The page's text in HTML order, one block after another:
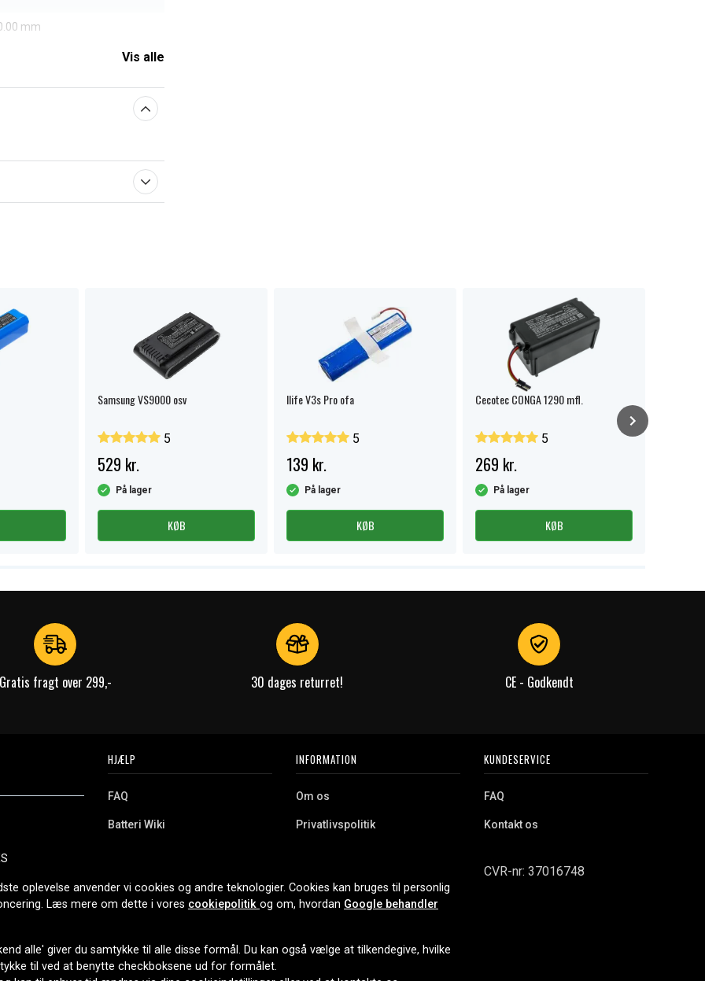
mm
Vis alle
Samsung VS9000 osv
5
529 kr.
På lager
KØB
Ilife V3s Pro ofa
5
139 kr.
På lager
KØB
Cecotec CONGA 1290 mfl.
5
269 kr.
På lager
KØB
Gratis fragt over 299,- 30 dages returret! CE - Godkendt
Vi tilbyder et
og meget
siden
HJÆLP
FAQ
Batteri Wiki
Erhvervskunde
INFORMATION
Om os
Privatlivspolitik
Cookies
KUNDESERVICE
FAQ
Kontakt os
CVR-nr: 37016748
LEVERINGSMULIGHEDER
oplevelse anvender vi cookies og andre teknologier. Cookies kan bruges til personlig
Læs mere om dette i vores cookiepolitik og om, hvordan Google behandler
alle' giver du samtykke til alle disse formål. Du kan også vælge at tilkendegive, hvilke
til ved at benytte checkboksene ud for formålet.